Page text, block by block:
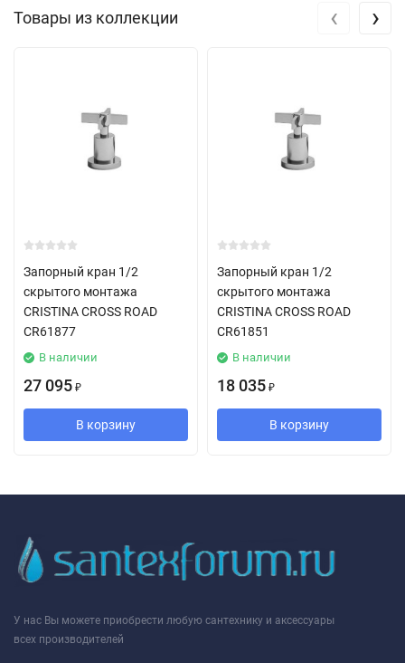
Товары из коллекции
Запорный кран 1/2
скрытого монтажа
CRISTINA CROSS ROAD
CR61877
В наличии
27 095 ₽
В корзину
Запорный кран 1/2
скрытого монтажа
CRISTINA CROSS ROAD
CR61851
В наличии
18 035 ₽
В корзину
‹ ›
У нас Вы можете приобрести любую сантехнику и аксессуары
всех производителей